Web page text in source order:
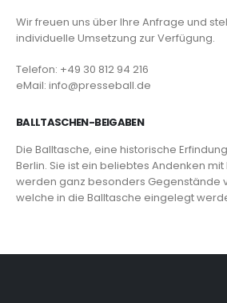
Wir freuen uns über Ihre Anfrage und
individuelle Umsetzung zur Verfügung.
Telefon: +49 30 812 94 216
eMail: info@presseball.de
BALLTASCHEN-BEIGABEN
Die Balltasche, eine historische
Berlin. Sie ist ein beliebtes Andenken
werden ganz besonders Gegenstände
welche in die Balltasche eingelegt